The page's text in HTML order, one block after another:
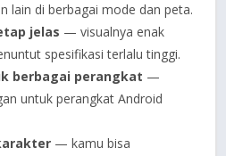
lain di berbagai mode dan peta.
jelas — visualnya enak
spesifikasi terlalu tinggi.
berbagai perangkat —
untuk perangkat Android
— kamu bisa